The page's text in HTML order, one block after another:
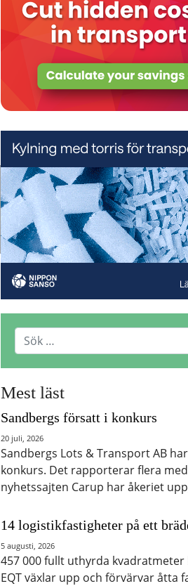
Mest läst
Sandbergs försatt i konkurs
20 juli, 2026
Sandbergs Lots & Transport AB
konkurs. Det rapporterar flera
nyhetssajten Carup har åkeriet
14 logistikfastigheter på ett
5 augusti, 2026
457 000 fullt uthyrda
EQT växlar upp och förvärvar åtta